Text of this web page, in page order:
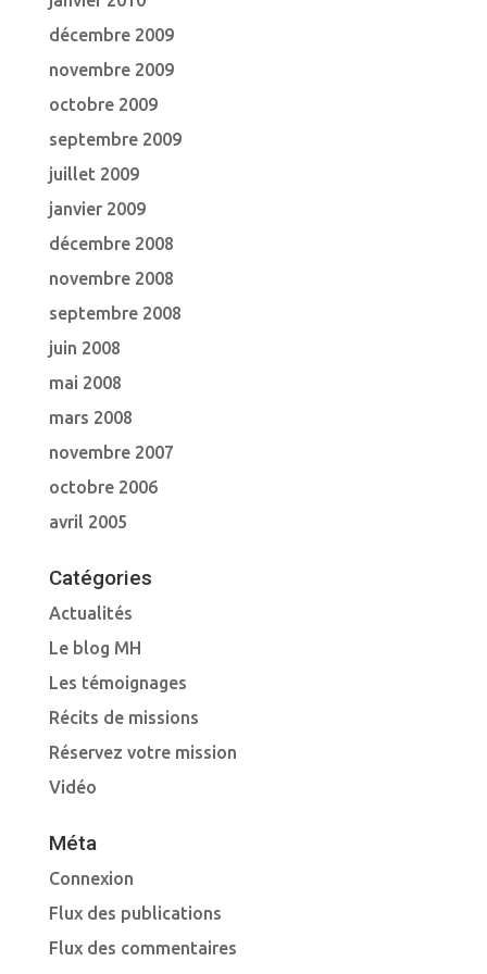
décembre 2009
novembre 2009
octobre 2009
septembre 2009
juillet 2009
janvier 2009
décembre 2008
novembre 2008
septembre 2008
juin 2008
mai 2008
mars 2008
novembre 2007
octobre 2006
avril 2005
Catégories
Actualités
Le blog MH
Les témoignages
Récits de missions
Réservez votre mission
Vidéo
Méta
Connexion
Flux des publications
Flux des commentaires